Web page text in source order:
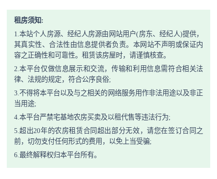
租房须知:
1.本站个人房源、经纪人房源由网站用户(房东、经纪人)提供，
其真实性、合法性由信息提供者负责。本网站不声明或保证内
容之正确性和可靠性。租赁该房屋时，请谨慎核查。
2.本平台仅做信息展示和交流，传输和利用信息需符合相关法
律、法规的规定，符合公序良俗;
3.不得将本平台以及与之相关的网络服务用作非法用途以及非正
当用途;
4.本平台严禁宅基地农房买卖及以租代售等违法行为;
5.超出20年的农房租赁合同超出部分无效，请您在签订合同之
前，切勿支付任何形式的费用，以免上当受骗;
6.最终解释权归本平台所有。